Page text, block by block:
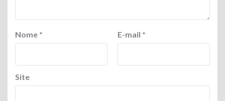
Nome * E-mail *
Site